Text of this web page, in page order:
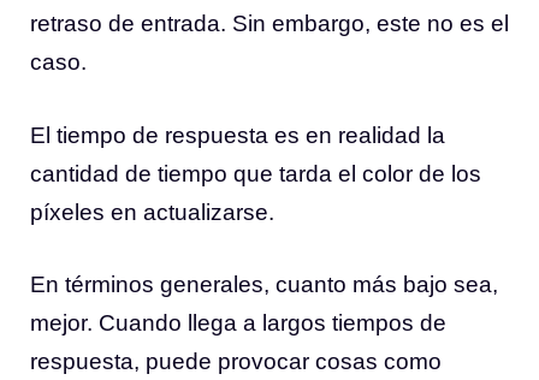
retraso de entrada. Sin embargo, este no es el
caso.
El tiempo de respuesta es en realidad la
cantidad de tiempo que tarda el color de los
píxeles en actualizarse.
En términos generales, cuanto más bajo sea,
mejor. Cuando llega a largos tiempos de
respuesta, puede provocar cosas como